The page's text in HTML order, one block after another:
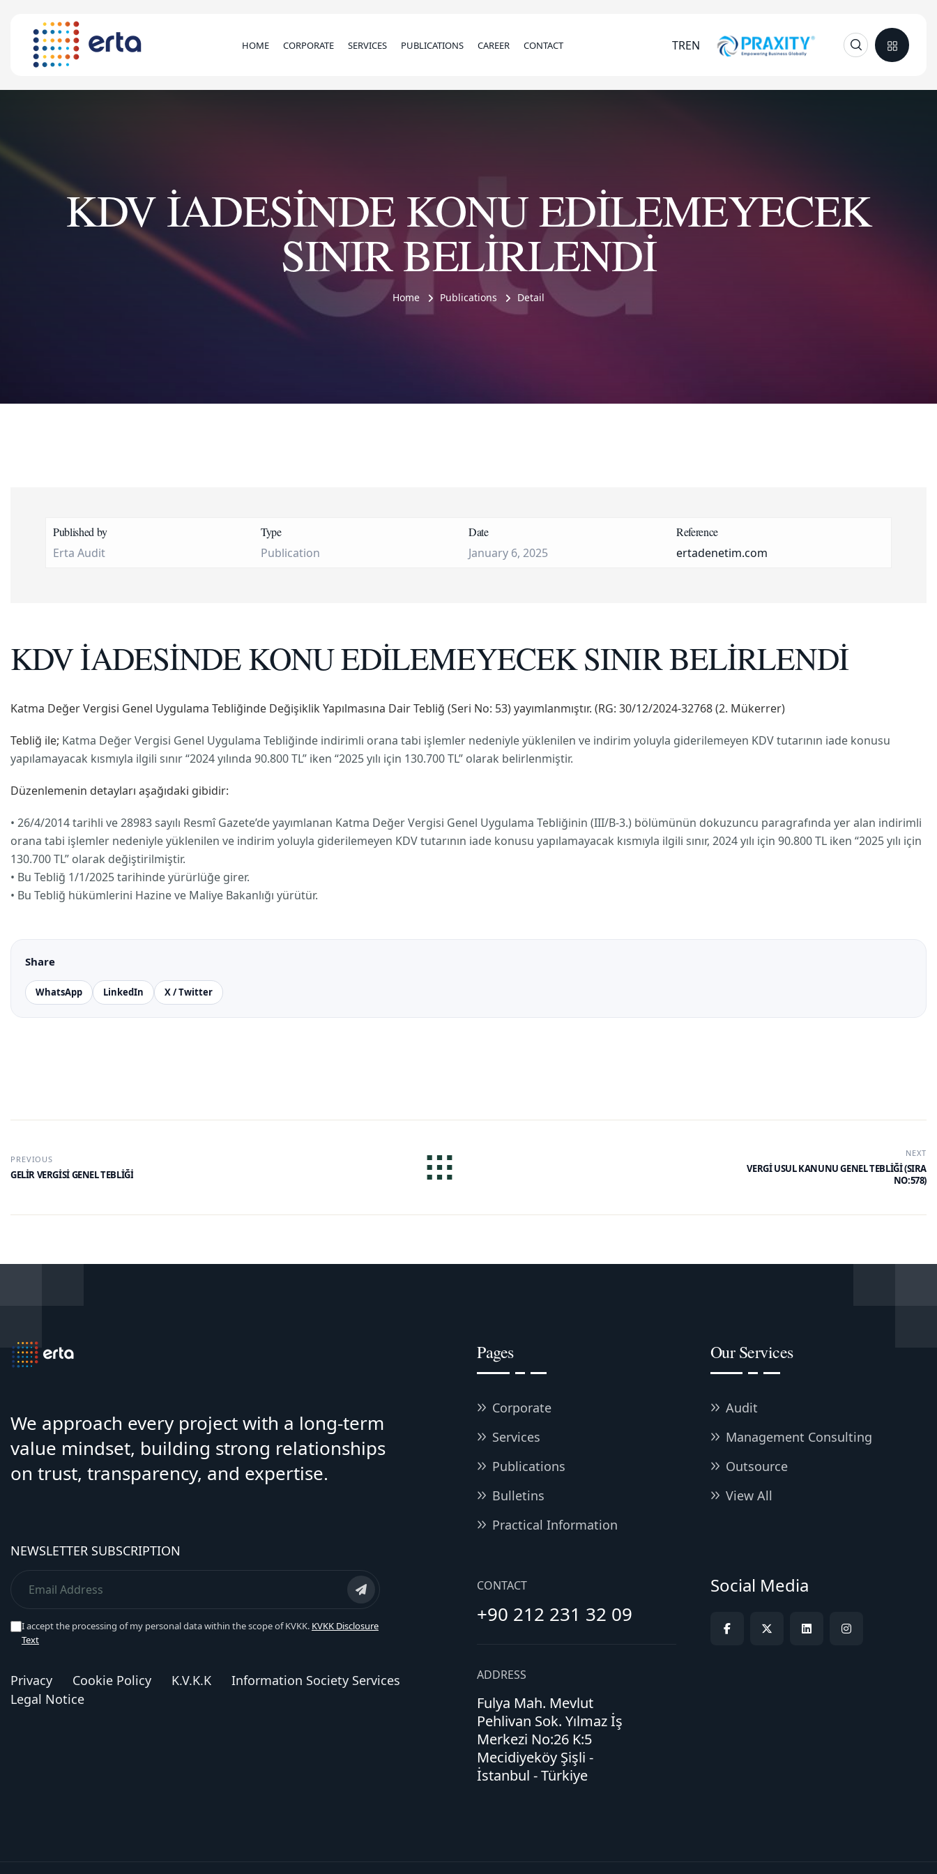
HOME CORPORATE SERVICES PUBLICATIONS CAREER CONTACT TREN
KDV İADESİNDE KONU EDİLEMEYECEK
SINIR BELİRLENDİ
Home Publications Detail
Published by
Erta Audit
Type
Publication
Date
January 6, 2025
Reference
ertadenetim.com
KDV İADESİNDE KONU EDİLEMEYECEK SINIR BELİRLENDİ
Katma Değer Vergisi Genel Uygulama Tebliğinde Değişiklik Yapılmasına Dair Tebliğ (Seri No: 53) yayımlanmıştır. (RG: 30/12/2024-32768 (2. Mükerrer)
Tebliğ ile; Katma Değer Vergisi Genel Uygulama Tebliğinde indirimli orana tabi işlemler nedeniyle yüklenilen ve indirim yoluyla giderilemeyen KDV tutarının iade konusu
yapılamayacak kısmıyla ilgili sınır “2024 yılında 90.800 TL” iken “2025 yılı için 130.700 TL” olarak belirlenmiştir.
Düzenlemenin detayları aşağıdaki gibidir:
• 26/4/2014 tarihli ve 28983 sayılı Resmî Gazete’de yayımlanan Katma Değer Vergisi Genel Uygulama Tebliğinin (III/B-3.) bölümünün dokuzuncu paragrafında yer alan indirimli
orana tabi işlemler nedeniyle yüklenilen ve indirim yoluyla giderilemeyen KDV tutarının iade konusu yapılamayacak kısmıyla ilgili sınır, 2024 yılı için 90.800 TL iken “2025 yılı için
130.700 TL” olarak değiştirilmiştir.
• Bu Tebliğ 1/1/2025 tarihinde yürürlüğe girer.
• Bu Tebliğ hükümlerini Hazine ve Maliye Bakanlığı yürütür.
Share
WhatsApp LinkedIn X / Twitter
PREVIOUS
GELİR VERGİSİ GENEL TEBLİĞİ
NEXT
VERGİ USUL KANUNU GENEL TEBLİĞİ (SIRA
NO:578)
We approach every project with a long-term
value mindset, building strong relationships
on trust, transparency, and expertise.
NEWSLETTER SUBSCRIPTION
I accept the processing of my personal data within the scope of KVKK. KVKK Disclosure
Text
Privacy Cookie Policy K.V.K.K
Information Society Services
Legal Notice
Pages
Corporate
Services
Publications
Bulletins
Practical Information
Our Services
Audit
Management Consulting
Outsource
View All
CONTACT
+90 212 231 32 09
ADDRESS
Fulya Mah. Mevlut
Pehlivan Sok. Yılmaz İş
Merkezi No:26 K:5
Mecidiyeköy Şişli -
İstanbul - Türkiye
Social Media